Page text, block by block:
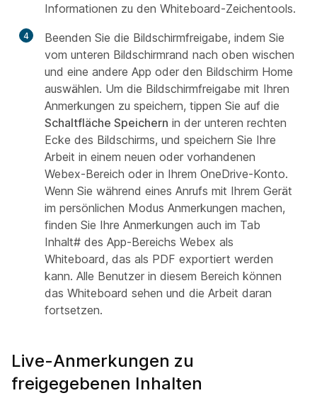
Informationen zu den Whiteboard-Zeichentools.
4
Beenden Sie die Bildschirmfreigabe, indem Sie
vom unteren Bildschirmrand nach oben wischen
und eine andere App oder den Bildschirm Home
auswählen. Um die Bildschirmfreigabe mit Ihren
Anmerkungen zu speichern, tippen Sie auf die
Schaltfläche Speichern in der unteren rechten
Ecke des Bildschirms, und speichern Sie Ihre
Arbeit in einem neuen oder vorhandenen
Webex-Bereich oder in Ihrem OneDrive-Konto.
Wenn Sie während eines Anrufs mit Ihrem Gerät
im persönlichen Modus Anmerkungen machen,
finden Sie Ihre Anmerkungen auch im Tab
Inhalt# des App-Bereichs Webex als
Whiteboard, das als PDF exportiert werden
kann. Alle Benutzer in diesem Bereich können
das Whiteboard sehen und die Arbeit daran
fortsetzen.
Live-Anmerkungen zu
freigegebenen Inhalten